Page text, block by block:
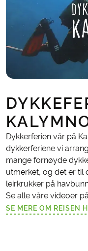
Dykkerferien vår på
dykkerferiene vi
mange fornøyde
utmerket, og det er til
leirkrukker på
Se alle våre videoer på
SE MERE OM REISEN